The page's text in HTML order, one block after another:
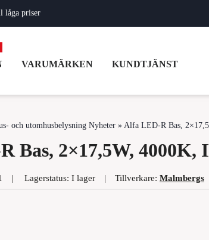
låga priser
VARUMÄRKEN KUNDTJÄNST
och utomhusbelysning Nyheter» Alfa LED-R Bas,
Bas, 2×17,5W, 4000K,
Lagerstatus: I lager Tillverkare: Malmbergs